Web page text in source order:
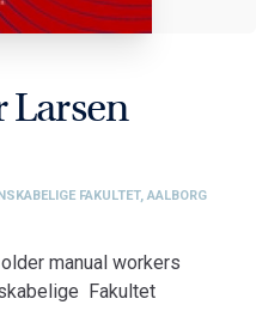
Larsen
FAKULTET, AALBORG
manual workers
Fakultet